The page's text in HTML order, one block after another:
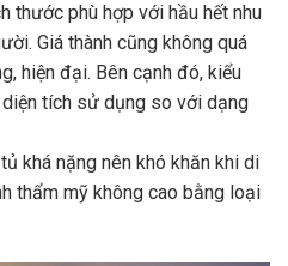
thước phù hợp với hầu hết nhu
Giá thành cũng không quá
hiện đại. Bên cạnh đó, kiểu
tích sử dụng so với dạng
khá nặng nên khó khăn khi di
thẩm mỹ không cao bằng loại